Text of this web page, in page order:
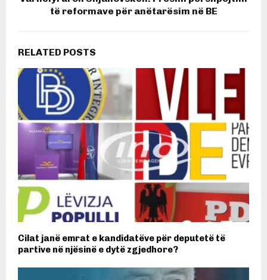
të reformave për anëtarësim në BE
RELATED POSTS
Cilat janë emrat e kandidatëve për deputetë të
partive në njësinë e dytë zgjedhore?